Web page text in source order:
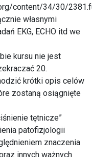
content/34/30/
własnymi
EKG, ECHO itd we
kursu nie jest
20.
krótki opis celów
zostaną osiągnięte
tętnicze”
patofizjologii
znaczenia
innych ważnych